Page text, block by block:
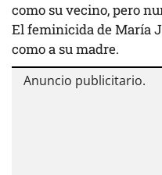
como su vecino, pero
El feminicida de María
como a su madre.